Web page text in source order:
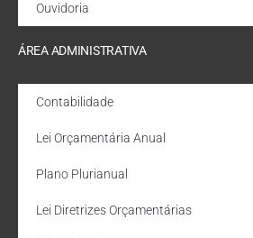
Ouvidoria
ÁREA ADMINISTRATIVA
Contabilidade
Lei Orçamentária Anual
Plano Plurianual
Lei Diretrizes Orçamentárias